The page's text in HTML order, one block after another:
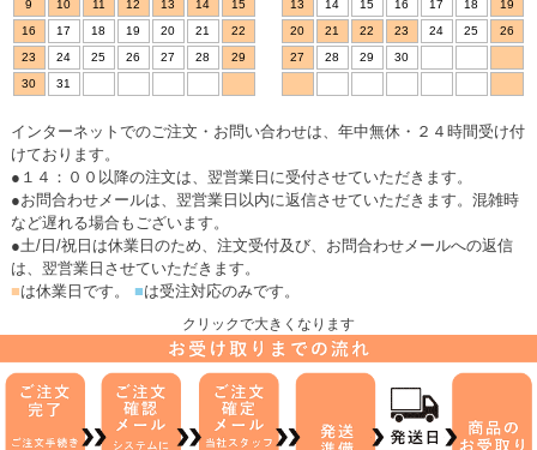
9
10 11 12 13 14
15
16
17 18 19 20 21
22
23
24 25 26 27 28
29
30
31
13
14 15 16 17 18
19
20
21 22 23 24 25
26
27
28 29 30
インターネットでのご注文・お問い合わせは、年中無休・２４時間受け付
けております。
●１４：００以降の注文は、翌営業日に受付させていただきます。
●お問合わせメールは、翌営業日以内に返信させていただきます。混雑時
など遅れる場合もございます。
●土/日/祝日は休業日のため、注文受付及び、お問合わせメールへの返信
は、翌営業日させていただきます。
■は休業日です。 ■は受注対応のみです。
クリックで大きくなります